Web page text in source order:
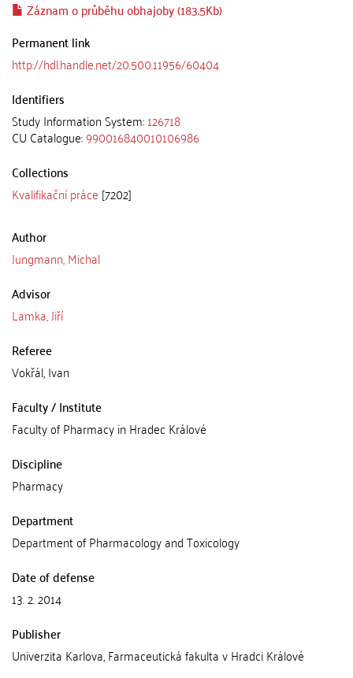
Záznam o průběhu obhajoby (183.5Kb)
Permanent link
http://hdl.handle.net/20.500.11956/60404
Identifiers
Study Information System:126718
CU Catalogue:990016840010106986
Collections
Kvalifikační práce [7202]
Author
Jungmann, Michal
Advisor
Lamka, Jiří
Referee
Vokřál, Ivan
Faculty / Institute
Faculty of Pharmacy in Hradec Králové
Discipline
Pharmacy
Department
Department of Pharmacology and Toxicology
Date of defense
13. 2. 2014
Publisher
Univerzita Karlova, Farmaceutická fakulta v Hradci Králové